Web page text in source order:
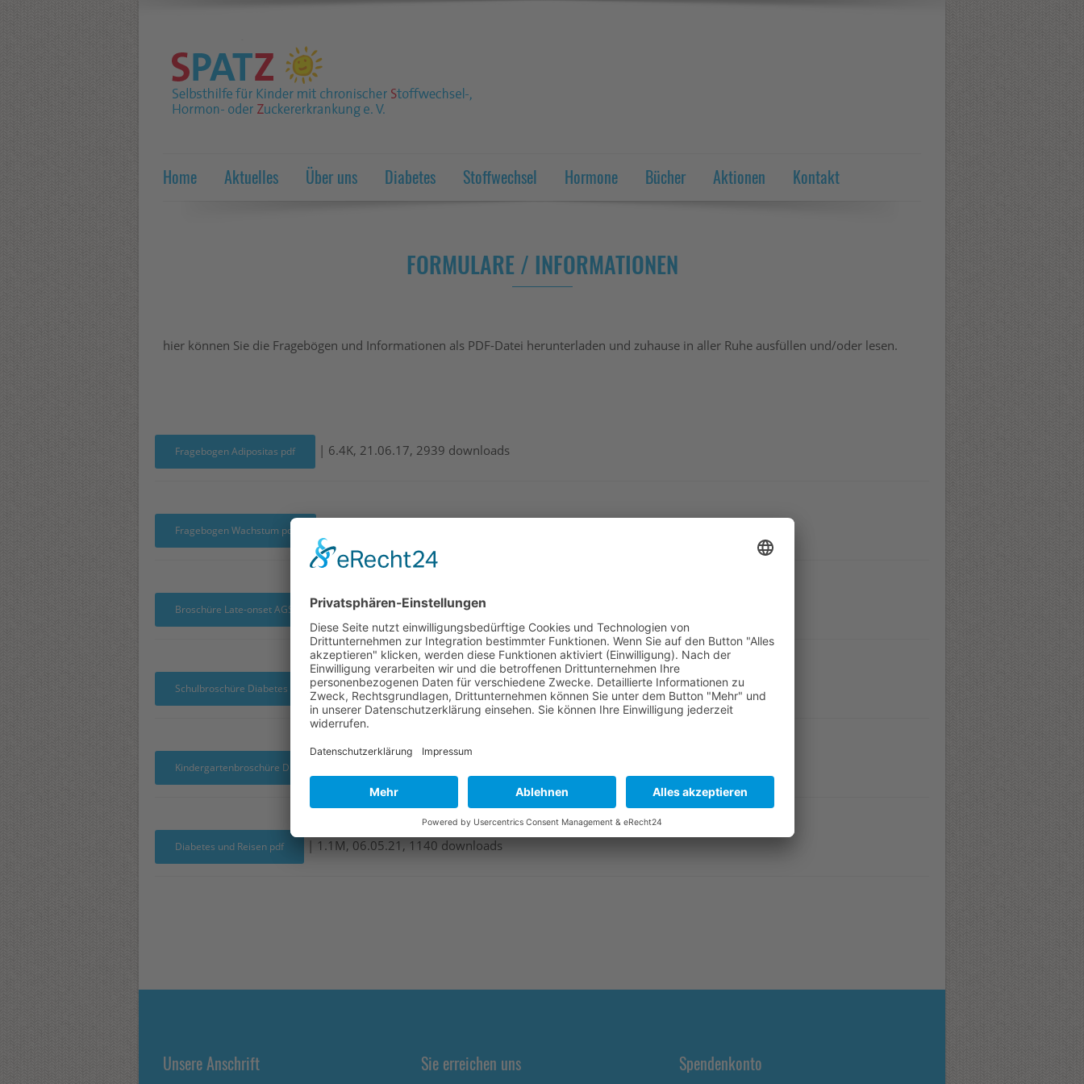
Home Aktuelles Über uns Diabetes Stoffwechsel Hormone Bücher Aktionen Kontakt
FORMULARE / INFORMATIONEN
hier können Sie die Fragebögen und Informationen als PDF-Datei herunterladen und zuhause in aller Ruhe ausfüllen und/oder lesen.
Fragebogen Adipositas pdf | 6.4K, 21.06.17, 2939 downloads
Fragebogen Wachstum pdf
Broschüre Late-onset AGS pdf | 209.2K, 21.06.17, 3810 downloads
Schulbroschüre Diabetes pdf | 853.1K, 09.03.21, 1235 downloads
Kindergartenbroschüre Diabetes pdf
Diabetes und Reisen pdf | 1.1M, 06.05.21, 1140 downloads
Unsere Anschrift Sie erreichen uns Spendenkonto